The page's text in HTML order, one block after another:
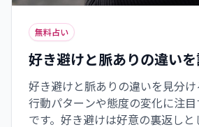
無料占い
好き避けと脈ありの違い
好き避けと脈ありの違いを見分
行動パターンや態度の変化に注
です。好き避けは好意の裏返し